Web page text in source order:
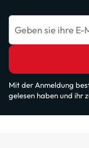
Geben sie ihre E-
Mit der Anmeldung
gelesen haben und ihr